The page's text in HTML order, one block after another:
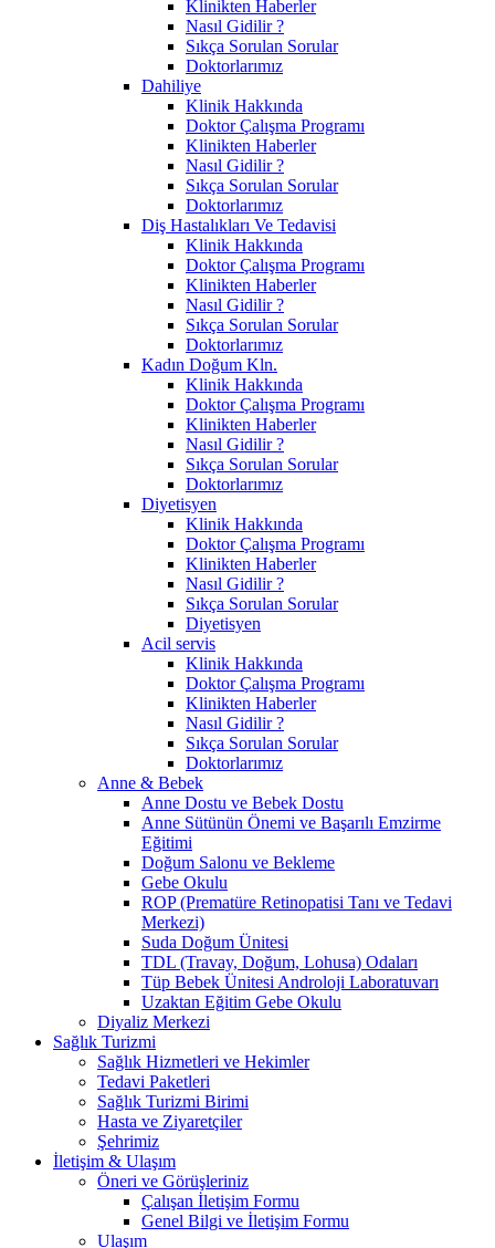
Klinikten Haberler
Nasıl Gidilir ?
Sıkça Sorulan Sorular
Doktorlarımız
Dahiliye
Klinik Hakkında
Doktor Çalışma Programı
Klinikten Haberler
Nasıl Gidilir ?
Sıkça Sorulan Sorular
Doktorlarımız
Diş Hastalıkları Ve Tedavisi
Klinik Hakkında
Doktor Çalışma Programı
Klinikten Haberler
Nasıl Gidilir ?
Sıkça Sorulan Sorular
Doktorlarımız
Kadın Doğum Kln.
Klinik Hakkında
Doktor Çalışma Programı
Klinikten Haberler
Nasıl Gidilir ?
Sıkça Sorulan Sorular
Doktorlarımız
Diyetisyen
Klinik Hakkında
Doktor Çalışma Programı
Klinikten Haberler
Nasıl Gidilir ?
Sıkça Sorulan Sorular
Diyetisyen
Acil servis
Klinik Hakkında
Doktor Çalışma Programı
Klinikten Haberler
Nasıl Gidilir ?
Sıkça Sorulan Sorular
Doktorlarımız
Anne & Bebek
Anne Dostu ve Bebek Dostu
Anne Sütünün Önemi ve Başarılı Emzirme
Eğitimi
Doğum Salonu ve Bekleme
Gebe Okulu
ROP (Prematüre Retinopatisi Tanı ve Tedavi
Merkezi)
Suda Doğum Ünitesi
TDL (Travay, Doğum, Lohusa) Odaları
Tüp Bebek Ünitesi Androloji Laboratuvarı
Uzaktan Eğitim Gebe Okulu
Diyaliz Merkezi
Sağlık Turizmi
Sağlık Hizmetleri ve Hekimler
Tedavi Paketleri
Sağlık Turizmi Birimi
Hasta ve Ziyaretçiler
Şehrimiz
İletişim & Ulaşım
Öneri ve Görüşleriniz
Çalışan İletişim Formu
Genel Bilgi ve İletişim Formu
Ulaşım